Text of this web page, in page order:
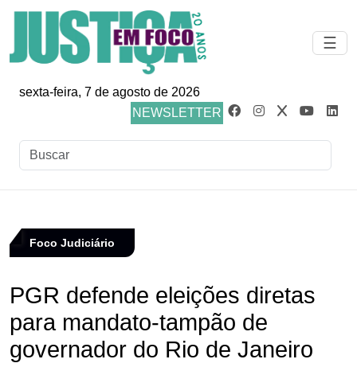
☰
sexta-feira, 7 de agosto de 2026
NEWSLETTER
Foco Judiciário
PGR defende eleições diretas
para mandato-tampão de
governador do Rio de Janeiro